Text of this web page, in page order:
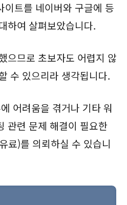
이트를 네이버와 구글에 등
하여 살펴보았습니다.
으므로 초보자도 어렵지 않
수 있으리라 생각됩니다.
어려움을 겪거나 기타 워
관련 문제 해결이 필요한
료)를 의뢰하실 수 있습니